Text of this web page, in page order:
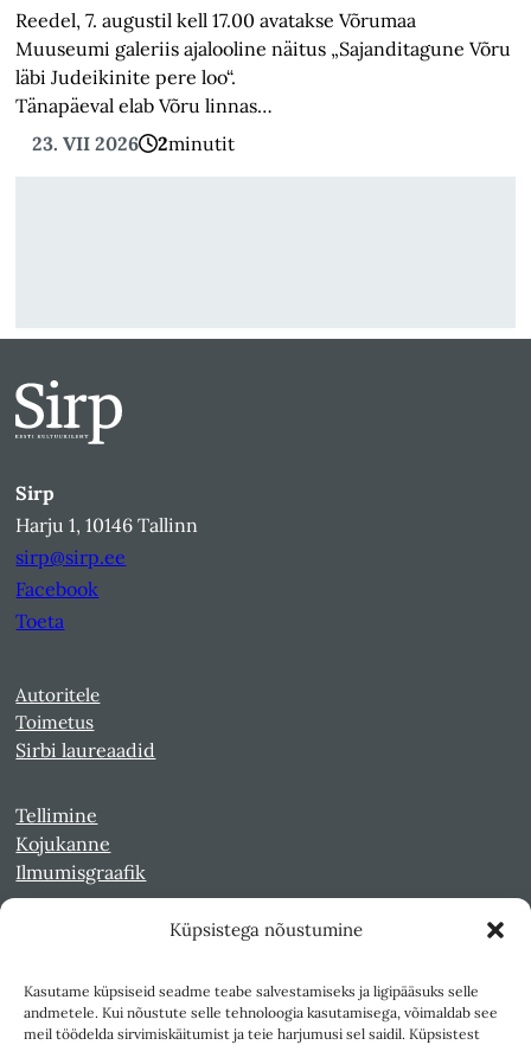
Küpsistega nõustumine
Kasutame küpsiseid seadme teabe salvestamiseks ja ligipääsuks selle
andmetele. Kui nõustute selle tehnoloogia kasutamisega, võimaldab see
meil töödelda sirvimiskäitumist ja teie harjumusi sel saidil. Küpsistest
Reedel, 7. augustil kell 17.00 avatakse Võrumaa
Muuseumi galeriis ajalooline näitus „Sajanditagune Võru
läbi Judeikinite pere loo“.
Tänapäeval elab Võru linnas…
23. VII 2026
2minutit
Sirp
Harju 1, 10146 Tallinn
sirp@sirp.ee
Facebook
Toeta
Autoritele
Toimetus
Sirbi laureaadid
Tellimine
Kojukanne
Ilmumisgraafik
Kultuurileht 1994-1997
Reede 1989-1990